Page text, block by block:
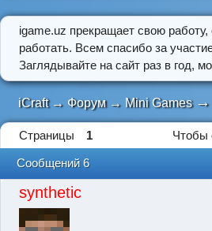
igame.uz прекращает свою
работать. Всем спасибо за
Заглядывайте на сайт раз в год,
iCraft → Форум → Mini Games →
Страницы 1 Чтобы
Сообщений 6
synthetic